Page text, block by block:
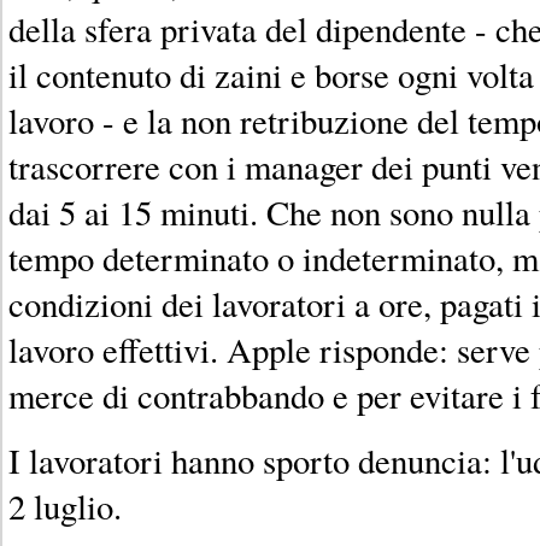
della sfera privata del dipendente -
il contenuto di zaini e borse ogni
lavoro - e la non retribuzione del
trascorrere con i manager dei punti
dai 5 ai 15 minuti. Che non sono
tempo determinato o indeterminato,
condizioni dei lavoratori a ore, pagati
lavoro effettivi. Apple risponde: serve
merce di contrabbando e per evitare i
I lavoratori hanno sporto denuncia:
2 luglio.